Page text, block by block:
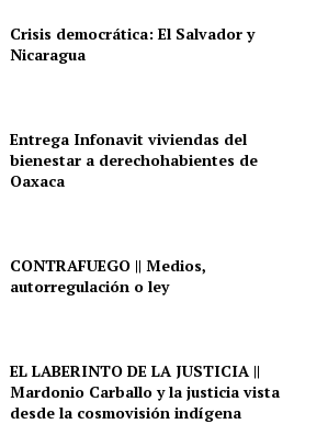
Crisis democrática: El Salvador y
Nicaragua
Entrega Infonavit viviendas del
bienestar a derechohabientes de
Oaxaca
CONTRAFUEGO || Medios,
autorregulación o ley
EL LABERINTO DE LA JUSTICIA ||
Mardonio Carballo y la justicia vista
desde la cosmovisión indígena